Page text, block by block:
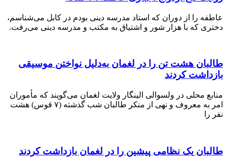
را از دوران که استاد مدرسه دینی بودم در کابل می‌شناسم،
که با هزار شور و اشتیاق به مکتب و مدرسه دینی می‌رفت.
هشت تن را در لغمان به‌دلیل نواختن موسیقی
کردند
محلی در ولسوالی الینگار ولایت لغمان می‌گویند که مأموران
امر به معروف و نهی از منکر طالبان شب گذشته (۷ قوس) هشت
یک نظامی‌‌ پیشین را در لغمان بازداشت کردند